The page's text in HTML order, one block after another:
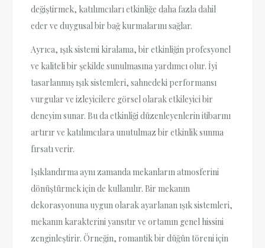
değiştirmek, katılımcıları etkinliğe daha fazla dahil
eder ve duygusal bir bağ kurmalarını sağlar.
Ayrıca, ışık sistemi kiralama, bir etkinliğin profesyonel
ve kaliteli bir şekilde sunulmasına yardımcı olur. İyi
tasarlanmış ışık sistemleri, sahnedeki performansı
vurgular ve izleyicilere görsel olarak etkileyici bir
deneyim sunar. Bu da etkinliği düzenleyenlerin itibarını
artırır ve katılımcılara unutulmaz bir etkinlik sunma
fırsatı verir.
Işıklandırma aynı zamanda mekanların atmosferini
dönüştürmek için de kullanılır. Bir mekanın
dekorasyonuna uygun olarak ayarlanan ışık sistemleri,
mekanın karakterini yansıtır ve ortamın genel hissini
zenginleştirir. Örneğin, romantik bir düğün töreni için